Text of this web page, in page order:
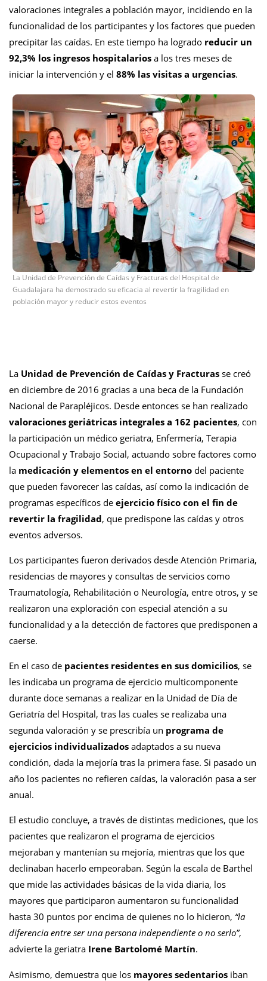
valoraciones integrales a población mayor, incidiendo en la
funcionalidad de los participantes y los factores que pueden
precipitar las caídas. En este tiempo ha logrado reducir un
92,3% los ingresos hospitalarios a los tres meses de
iniciar la intervención y el 88% las visitas a urgencias.
La Unidad de Prevención de Caídas y Fracturas del Hospital de
Guadalajara ha demostrado su eficacia al revertir la fragilidad en
población mayor y reducir estos eventos
La Unidad de Prevención de Caídas y Fracturas se creó
en diciembre de 2016 gracias a una beca de la Fundación
Nacional de Parapléjicos. Desde entonces se han realizado
valoraciones geriátricas integrales a 162 pacientes, con
la participación un médico geriatra, Enfermería, Terapia
Ocupacional y Trabajo Social, actuando sobre factores como
la medicación y elementos en el entorno del paciente
que pueden favorecer las caídas, así como la indicación de
programas específicos de ejercicio físico con el fin de
revertir la fragilidad, que predispone las caídas y otros
eventos adversos.
Los participantes fueron derivados desde Atención Primaria,
residencias de mayores y consultas de servicios como
Traumatología, Rehabilitación o Neurología, entre otros, y se
realizaron una exploración con especial atención a su
funcionalidad y a la detección de factores que predisponen a
caerse.
En el caso de pacientes residentes en sus domicilios, se
les indicaba un programa de ejercicio multicomponente
durante doce semanas a realizar en la Unidad de Día de
Geriatría del Hospital, tras las cuales se realizaba una
segunda valoración y se prescribía un programa de
ejercicios individualizados adaptados a su nueva
condición, dada la mejoría tras la primera fase. Si pasado un
año los pacientes no refieren caídas, la valoración pasa a ser
anual.
El estudio concluye, a través de distintas mediciones, que los
pacientes que realizaron el programa de ejercicios
mejoraban y mantenían su mejoría, mientras que los que
declinaban hacerlo empeoraban. Según la escala de Barthel
que mide las actividades básicas de la vida diaria, los
mayores que participaron aumentaron su funcionalidad
hasta 30 puntos por encima de quienes no lo hicieron, “la
diferencia entre ser una persona independiente o no serlo”,
advierte la geriatra Irene Bartolomé Martín.
Asimismo, demuestra que los mayores sedentarios iban